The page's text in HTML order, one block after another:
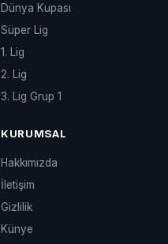
Dünya Kupası
Süper Lig
1. Lig
2. Lig
3. Lig Grup 1
KURUMSAL
Hakkımızda
İletişim
Gizlilik
Künye